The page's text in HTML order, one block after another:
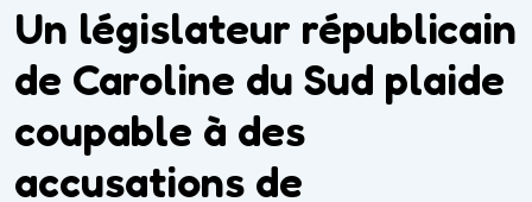
Un législateur républicain
de Caroline du Sud plaide
coupable à des
accusations de